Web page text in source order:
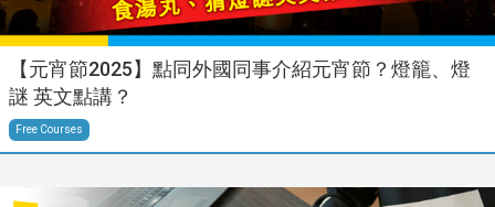
【元宵節2025】點同外國同事介紹元宵節？燈籠、燈
謎 英文點講？
Free Courses